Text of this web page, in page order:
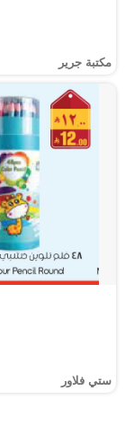
مكتبة جرير
ستي فلاور